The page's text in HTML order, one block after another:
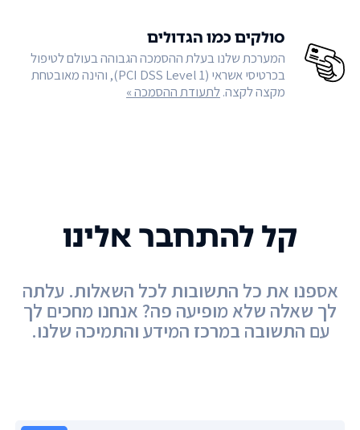
סולקים כמו הגדולים
המערכת שלנו בעלת ההסמכה הגבוהה בעולם לטיפול
בכרטיסי אשראי (PCI DSS Level 1), והינה מאובטחת
מקצה לקצה.לתעודת ההסמכה »
קל להתחבר אלינו
אספנו את כל התשובות לכל השאלות. עלתה
לך שאלה שלא מופיעה פה? אנחנו מחכים לך
עם התשובה במרכז המידע והתמיכה שלנו.